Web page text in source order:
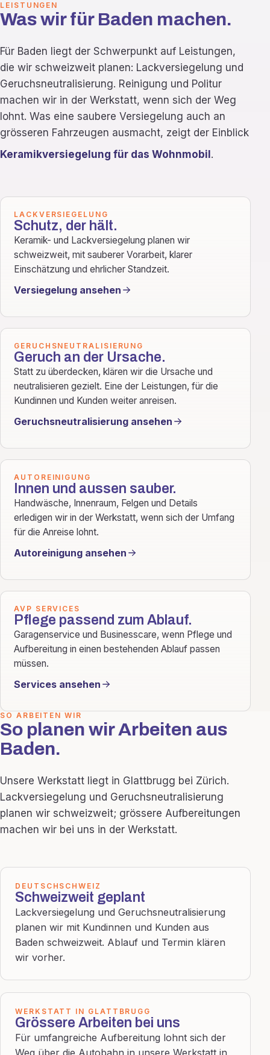
LEISTUNGEN
Was wir für Baden machen.
Für Baden liegt der Schwerpunkt auf Leistungen,
die wir schweizweit planen: Lackversiegelung und
Geruchsneutralisierung. Reinigung und Politur
machen wir in der Werkstatt, wenn sich der Weg
lohnt. Was eine saubere Versiegelung auch an
grösseren Fahrzeugen ausmacht, zeigt der Einblick
Keramikversiegelung für das Wohnmobil .
LACKVERSIEGELUNG
Schutz, der hält.
Keramik- und Lackversiegelung planen wir
schweizweit, mit sauberer Vorarbeit, klarer
Einschätzung und ehrlicher Standzeit.
Versiegelung ansehen
GERUCHSNEUTRALISIERUNG
Geruch an der Ursache.
Statt zu überdecken, klären wir die Ursache und
neutralisieren gezielt. Eine der Leistungen, für die
Kundinnen und Kunden weiter anreisen.
Geruchsneutralisierung ansehen
AUTOREINIGUNG
Innen und aussen sauber.
Handwäsche, Innenraum, Felgen und Details
erledigen wir in der Werkstatt, wenn sich der Umfang
für die Anreise lohnt.
Autoreinigung ansehen
AVP SERVICES
Pflege passend zum Ablauf.
Garagenservice und Businesscare, wenn Pflege und
Aufbereitung in einen bestehenden Ablauf passen
müssen.
Services ansehen
SO ARBEITEN WIR
So planen wir Arbeiten aus
Baden.
Unsere Werkstatt liegt in Glattbrugg bei Zürich.
Lackversiegelung und Geruchsneutralisierung
planen wir schweizweit; grössere Aufbereitungen
machen wir bei uns in der Werkstatt.
DEUTSCHSCHWEIZ
Schweizweit geplant
Lackversiegelung und Geruchsneutralisierung
planen wir mit Kundinnen und Kunden aus
Baden schweizweit. Ablauf und Termin klären
wir vorher.
WERKSTATT IN GLATTBRUGG
Grössere Arbeiten bei uns
Für umfangreiche Aufbereitung lohnt sich der
Weg über die Autobahn in unsere Werkstatt in